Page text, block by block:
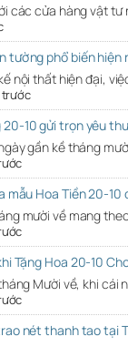
các cửa hàng vật tư
tường phổ biến hiện
nội thất hiện đại,
trước
20-10 gửi trọn yêu
gần kề tháng
mẫu Hoa Tiền 20-10
mười về mang
Tặng Hoa 20-10
Mười về, khi cái
nét thanh tao tại